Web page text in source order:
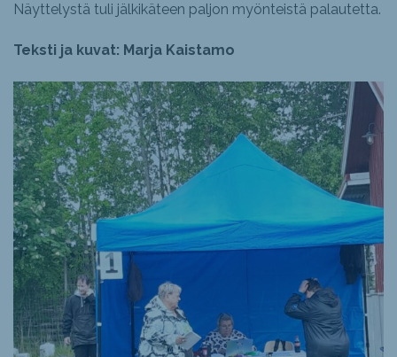
Näyttelystä tuli jälkikäteen paljon myönteistä palautetta.
Teksti ja kuvat: Marja Kaistamo